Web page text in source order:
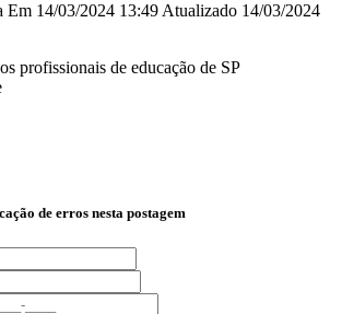
Em 14/03/2024 13:49 Atualizado 14/03/2024
de erros nesta postagem